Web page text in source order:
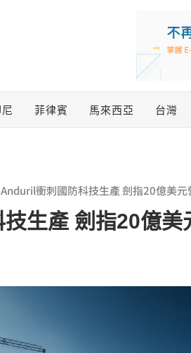
菲律賓 馬來西亞 台灣
Anduril衝刺國防科技生產 劍指20億美
生產 劍指20億美